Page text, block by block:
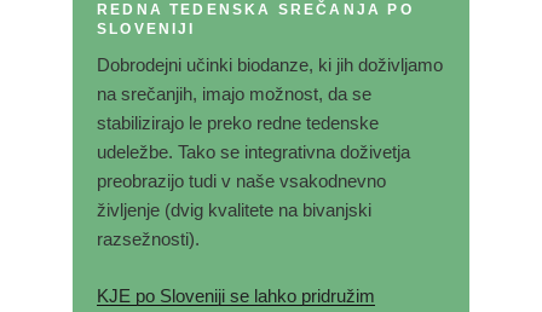
REDNA TEDENSKA SREČANJA PO
SLOVENIJI
Dobrodejni učinki biodanze, ki jih doživljamo
na srečanjih, imajo možnost, da se
stabilizirajo le preko redne tedenske
udeležbe. Tako se integrativna doživetja
preobrazijo tudi v naše vsakodnevno
življenje (dvig kvalitete na bivanjski
razsežnosti).
KJE po Sloveniji se lahko pridružim